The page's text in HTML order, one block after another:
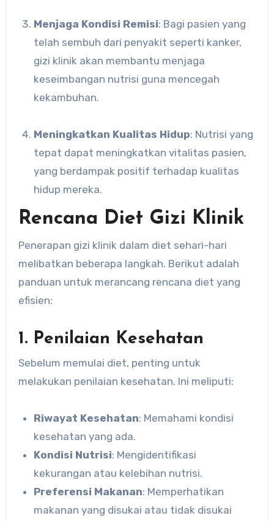
Menjaga Kondisi Remisi: Bagi pasien yang
telah sembuh dari penyakit seperti kanker,
gizi klinik akan membantu menjaga
keseimbangan nutrisi guna mencegah
kekambuhan.
Meningkatkan Kualitas Hidup: Nutrisi yang
tepat dapat meningkatkan vitalitas pasien,
yang berdampak positif terhadap kualitas
hidup mereka.
Rencana Diet Gizi Klinik
Penerapan gizi klinik dalam diet sehari-hari
melibatkan beberapa langkah. Berikut adalah
panduan untuk merancang rencana diet yang
efisien:
1. Penilaian Kesehatan
Sebelum memulai diet, penting untuk
melakukan penilaian kesehatan. Ini meliputi:
Riwayat Kesehatan: Memahami kondisi
kesehatan yang ada.
Kondisi Nutrisi: Mengidentifikasi
kekurangan atau kelebihan nutrisi.
Preferensi Makanan: Memperhatikan
makanan yang disukai atau tidak disukai